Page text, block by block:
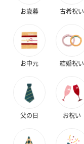
お歳暮 古希祝い
お中元 結婚祝い
父の日 お祝い